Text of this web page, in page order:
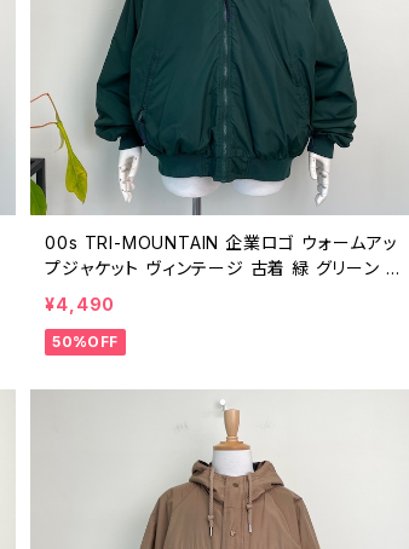
00s TRI-MOUNTAIN 企業ロゴ ウォームアッ
プジャケット ヴィンテージ 古着 緑 グリーン 裏
フリース ナイロンジャケット ブルゾン アウトド
ア 00年代 Y2K 2000s 2000年代 ビンテージ
XL 26010803
¥4,490
50%OFF